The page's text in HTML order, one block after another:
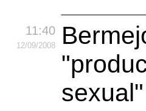
11:40
12/09/2008